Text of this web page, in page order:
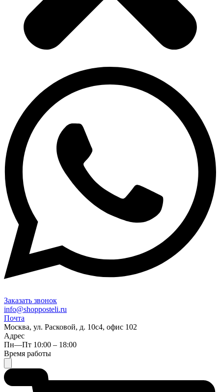
Заказать звонок
info@shopposteli.ru
Почта
Москва, ул. Расковой, д. 10с4, офис 102
Адрес
Пн—Пт 10:00 – 18:00
Время работы